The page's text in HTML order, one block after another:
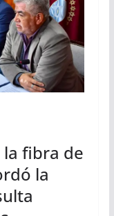
fibra de
la